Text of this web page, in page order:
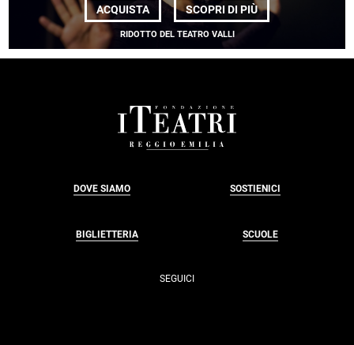
ACQUISTA SCOPRI DI PIÙDI
WORKSHOP:
RAJEH<EM>THE
RIDOTTO DEL TEATRO VALLI
DOVE SIAMO SOSTIENICI
BIGLIETTERIA SCUOLE
SEGUICI